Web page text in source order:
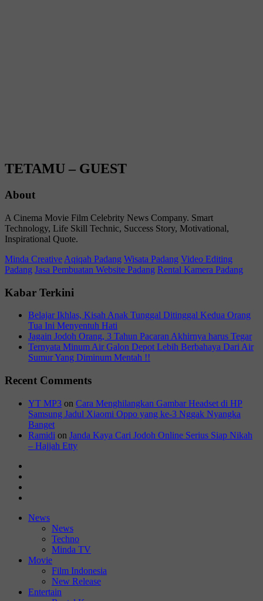
TETAMU – GUEST
About
A Cinema Movie Film Celebrity News Company. Smart
Technology, Life Skill Technic, Success Story, Motivational,
Inspirational Quote.
Minda Creative Aqiqah Padang Wisata Padang Video Editing
Padang Jasa Pembuatan Website Padang Rental Kamera Padang
Kabar Terkini
Belajar Ikhlas, Kisah Anak Tunggal Ditinggal Kedua Orang
Tua Ini Menyentuh Hati
Jagain Jodoh Orang, 3 Tahun Pacaran Akhirnya harus Tegar
Ternyata Minum Air Galon Depot Lebih Berbahaya Dari Air
Sumur Yang Diminum Mentah !!
Recent Comments
YT MP3 on Cara Menghilangkan Gambar Headset di HP
Samsung Jadul Xiaomi Oppo yang ke-3 Nggak Nyangka
Banget
Ramidi on Janda Kaya Cari Jodoh Online Serius Siap Nikah
– Hajjah Etty
News
News
Techno
Minda TV
Movie
Film Indonesia
New Release
Entertain